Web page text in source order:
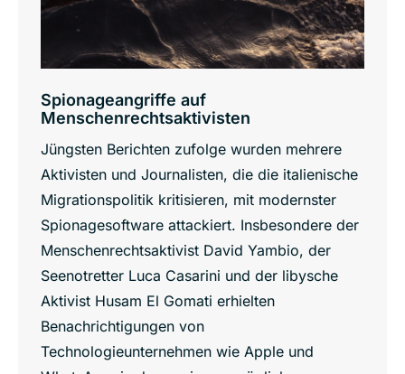
Spionageangriffe auf
Menschenrechtsaktivisten
Jüngsten Berichten zufolge wurden mehrere
Aktivisten und Journalisten, die die italienische
Migrationspolitik kritisieren, mit modernster
Spionagesoftware attackiert. Insbesondere der
Menschenrechtsaktivist David Yambio, der
Seenotretter Luca Casarini und der libysche
Aktivist Husam El Gomati erhielten
Benachrichtigungen von
Technologieunternehmen wie Apple und